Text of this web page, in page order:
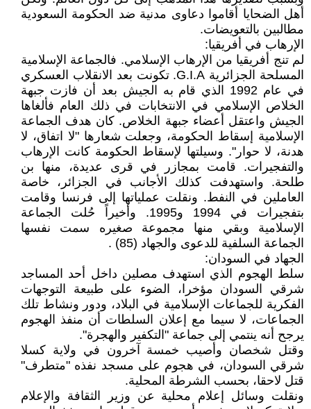
أهل الضحايا أقاموا دعاوى مدنية ضد الحكومة السعودية
مطالبين بالتعويضات.
الإرهاب في أفريقيا:
لم تنج أفريقيا من الإرهاب الإسلامي. فالجماعة الإسلامية
المسلحة الجزائرية G.I.A. تكونت بعد الانقلاب العسكري
في عام 1992 الذي قام به الجيش بعد أن فازت جبهة
الخلاص الإسلامي في الانتخابات في ذلك العام فألغاها
الجيش واعتقل أعضاء جبهة الخلاص. كان هدف الجماعة
الإسلامية إسقاط الحكومة، وجعلت شعارها "لا اتفاق، لا
هدنة، لا حوار". وسيلتها لإسقاط الحكومة كانت الإرهاب
والتفجيرات. قامت بمجازر في قرى عديدة، منها بن
طلحة. واستهدفت كذلك الأجانب في الجزائر، خاصة
العاملين في النفط. ونقلت عملياتها إلى فرنسا وقامت
بتفجيرات في 1994 و1995. وأخيراً حُلت الجماعة
الإسلامية وبقي منها مجموعة صغيره سمت نفسها
الجماعة السلفية للدعوى والجهاد (85) .
الجهاد في السودان:
سلط الهجوم الذي استهدف مصلين داخل أحد المساجد
شرقي السودان مؤخرا، الضوء على طبيعة التوجهات
الفكرية للجماعات الإسلامية في البلاد، ودور ونشاط تلك
الجماعات، لا سيما مع إعلان السلطات أن منفذ الهجوم
يرجح أنه ينتمي إلى جماعة "التكفير والهجرة".
وقتل شخصان وأصيب خمسة آخرون في ولاية كسلا
شرقي السودان، في هجوم على مسجد نفذه "متطرف"
قتل لاحقا، بحسب الشرطة المحلية.
ونقلت وسائل إعلام محلية عن وزير الثقافة والإعلام